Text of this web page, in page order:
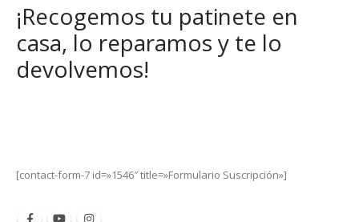
¡Recogemos tu patinete en
casa, lo reparamos y te lo
devolvemos!
[contact-form-7 id=»1546″ title=»Formulario Suscripción»]